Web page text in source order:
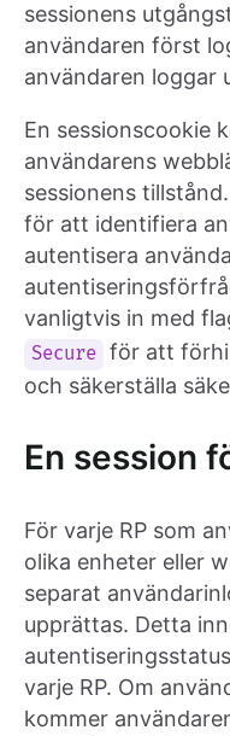
sessionens
användaren först
användaren loggar
En sessionscookie
användarens
sessionens
för att identifiera
autentisera
vanligtvis in med
Secure för att
och säkerställa
En session
För varje RP som
olika enheter eller
separat
upprättas. Detta
varje RP. Om
kommer